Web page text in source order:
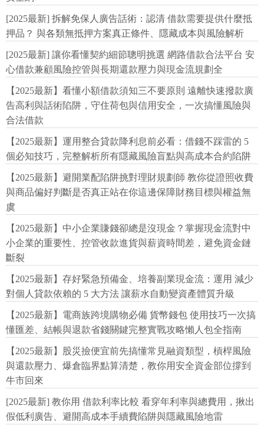
[2025最新] 拆解免保人廣告話術：認清 借款需要提供什麼抵
押品？ 與各類無抵押方案真正條件、隱藏成本與風險解析
[2025最新] 讓你看懂契約細節聰明挑選 網路借款合法平台 安
心借款兼顧風險控管與長期還款壓力與現金流規劃全
【2025最新】看懂小額借款須知三不要原則 遠離快速撥款廣
告高利與話術陷阱，守住荷包與信用安全，一次搞懂風險與
合法借款
【2025最新】運用整合貸款降利息前必看：借錢不踩雷的 5
個必知技巧，完整解析所有隱藏風險盲點與高成本合約陷阱
【2025最新】避開業配陷阱挑對理財規劃師 教你從證照收費
與商品偏好判斷是否真正站在你這邊保障財務目標與權益無
虞
【2025最新】中小企業賺錢卻總是沒現金？掌握現金流對中
小企業的重要性、控管收款進貨與薪資時間差，避免資金鏈
斷裂
【2025最新】存好緊急預備金、培養副業現金流：運用 減少
對個人貸款依賴的 5 大方法 讓薪水自動變資產體質升級
【2025最新】電商族跨境購物必備 貨幣錢包 使用技巧一次搞
懂匯差、結帳與退款省錢關鍵完整實戰攻略懶人包全指南
【2025最新】股災撿便宜前先搞懂常見融資類型，槓桿風險
與還款壓力、爆倉臨界點算清楚，教你用安全資金部位撐到
牛市回來
[2025最新] 教你用 借款利率比較 看穿年利率與總費用，揪出
假低利廣告、避開高成本手續費陷阱與隱藏風險地雷